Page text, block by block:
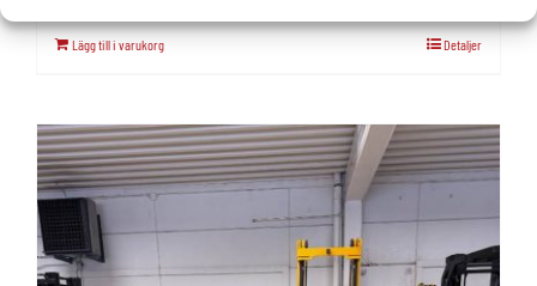
Lägg till i varukorg Detaljer